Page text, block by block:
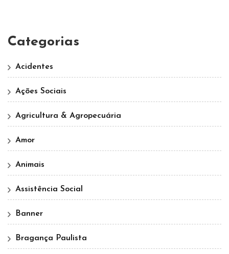
Categorias
Acidentes
Ações Sociais
Agricultura & Agropecuária
Amor
Animais
Assistência Social
Banner
Bragança Paulista